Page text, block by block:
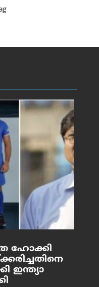
ഹോക്കി
ഇന്ത്യാ